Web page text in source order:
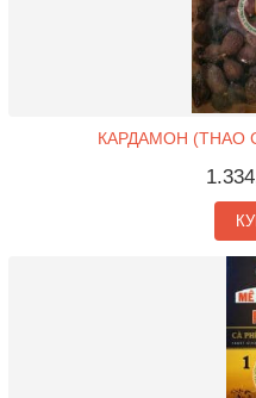
КАРДАМОН (THAO